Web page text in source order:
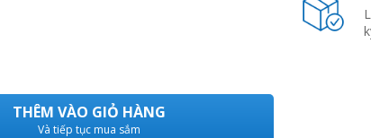
THÊM VÀO GIỎ HÀNG
Và tiếp tục mua sắm